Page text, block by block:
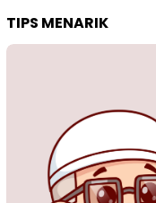
TIPS MENARIK